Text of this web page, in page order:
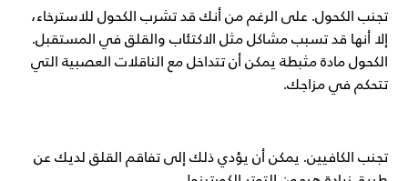
تجنب الكحول. على الرغم من أنك قد تشرب الكحول للاسترخاء،
إلا أنها قد تسبب مشاكل مثل الاكتئاب والقلق في المستقبل.
الكحول مادة مثبطة يمكن أن تتداخل مع الناقلات العصبية التي
تتحكم في مزاجك.
تجنب الكافيين. يمكن أن يؤدي ذلك إلى تفاقم القلق لديك عن